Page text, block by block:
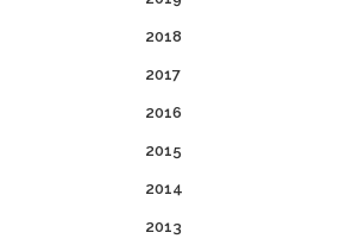
2018
2017
2016
2015
2014
2013